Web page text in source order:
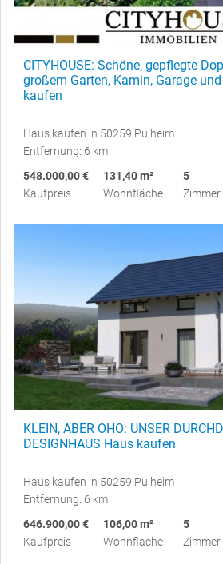
CITYHOUSE: Schöne, gepflegte
großem Garten, Kamin, Garage
kaufen
Haus kaufen in 50259 Pulheim
Entfernung: 6 km
548.000,00 €
Kaufpreis
131,40 m²
Wohnfläche
5
Zimmer
KLEIN, ABER OHO: UNSER
DESIGNHAUS Haus kaufen
Haus kaufen in 50259 Pulheim
Entfernung: 6 km
646.900,00 €
Kaufpreis
106,00 m²
Wohnfläche
5
Zimmer